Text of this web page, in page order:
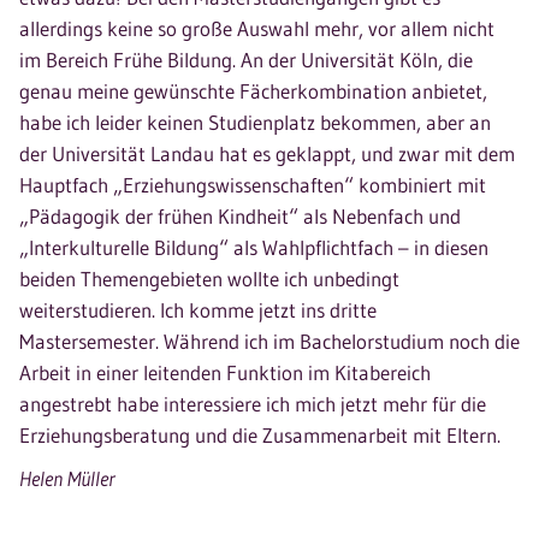
allerdings keine so große Auswahl mehr, vor allem nicht
im Bereich Frühe Bildung. An der Universität Köln, die
genau meine gewünschte Fächerkombination anbietet,
habe ich leider keinen Studienplatz bekommen, aber an
der Universität Landau hat es geklappt, und zwar mit dem
Hauptfach „Erziehungswissenschaften“ kombiniert mit
„Pädagogik der frühen Kindheit“ als Nebenfach und
„Interkulturelle Bildung“ als Wahlpflichtfach – in diesen
beiden Themengebieten wollte ich unbedingt
weiterstudieren. Ich komme jetzt ins dritte
Mastersemester. Während ich im Bachelorstudium noch die
Arbeit in einer leitenden Funktion im Kitabereich
angestrebt habe interessiere ich mich jetzt mehr für die
Erziehungsberatung und die Zusammenarbeit mit Eltern.
Helen Müller